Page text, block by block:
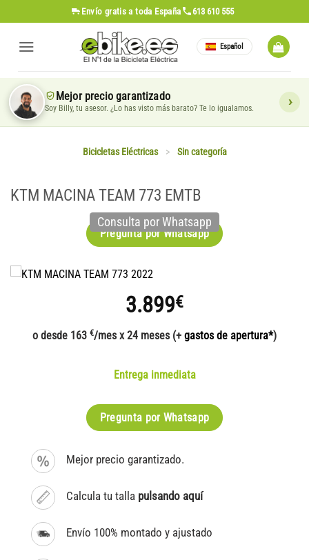
al
contenido
Envío gratis a toda España 613 610 555
Español
Mejor precio garantizado
Soy Billy, tu asesor. ¿Lo has visto más barato? Te lo igualamos.
Bicicletas Eléctricas > Sin categoría
KTM MACINA TEAM 773 EMTB
Pregunta por Whatsapp
Consulta por Whatsapp
3.899€
o desde 163 €/mes x 24 meses (+ gastos de apertura*)
Entrega inmediata
Pregunta por Whatsapp
Mejor precio garantizado.
Calcula tu talla pulsando aquí
Envío 100% montado y ajustado